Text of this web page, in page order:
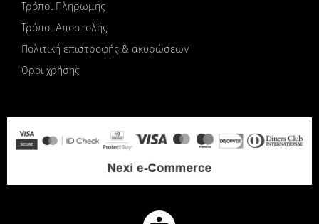
Τρόποι Πληρωμής
Τρόποι Αποστολής
Πολιτική επιστροφής & ακυρώσεων
Όροι χρήσης